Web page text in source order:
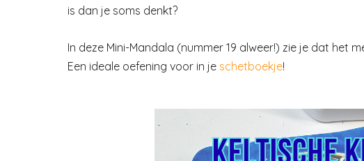
is dan je soms denkt?
In deze Mini-Mandala (nummer 19 alweer!) zie je dat het
Een ideale oefening voor in je schetboekje!